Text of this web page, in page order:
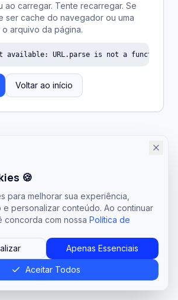
ao carregar. Tente recarregar. Se
ser cache do navegador ou uma
arquivo da página.
available: URL.parse is not a function
Voltar ao início
🍪
para melhorar sua experiência,
e personalizar conteúdo. Ao continuar
concorda com nossa Política de
Apenas Essenciais
Aceitar Todos